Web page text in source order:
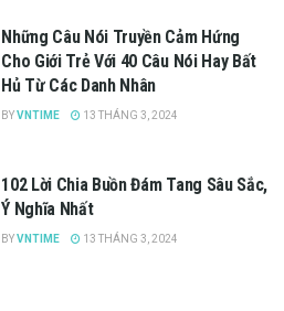
Những Câu Nói Truyền Cảm Hứng
Cho Giới Trẻ Với 40 Câu Nói Hay Bất
Hủ Từ Các Danh Nhân
BYVNTIME 13 THÁNG 3, 2024
102 Lời Chia Buồn Đám Tang Sâu Sắc,
Ý Nghĩa Nhất
BYVNTIME 13 THÁNG 3, 2024